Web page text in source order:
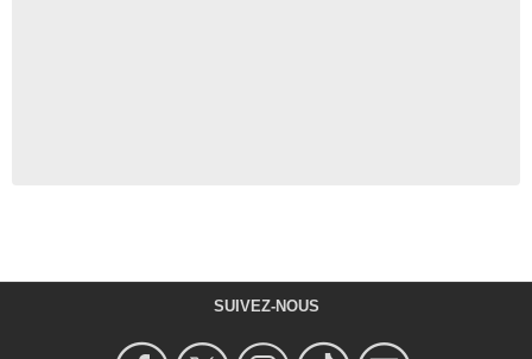
SUIVEZ-NOUS